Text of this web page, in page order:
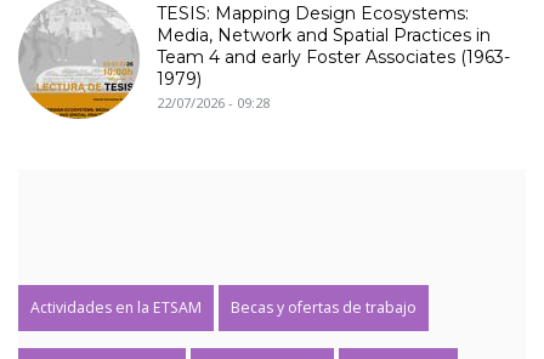
TESIS: Mapping Design Ecosystems:
Media, Network and Spatial Practices in
Team 4 and early Foster Associates (1963-
1979)
22/07/2026 - 09:28
Actividades en la ETSAM Becas y ofertas de trabajo